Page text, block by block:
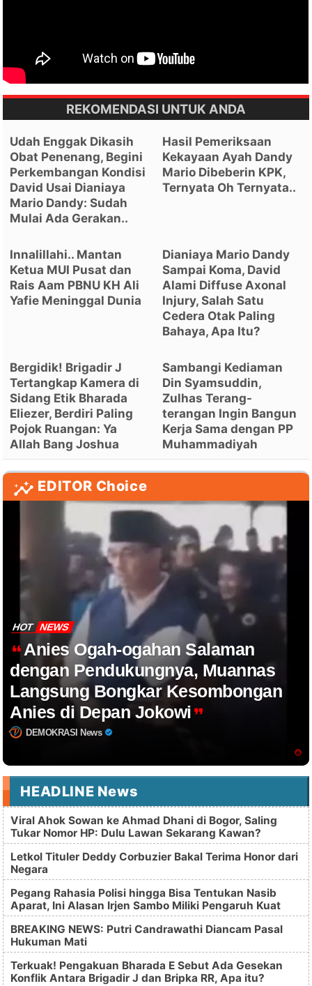
REKOMENDASI UNTUK ANDA
Udah Enggak Dikasih
Obat Penenang, Begini
Perkembangan Kondisi
David Usai Dianiaya
Mario Dandy: Sudah
Mulai Ada Gerakan..
Hasil Pemeriksaan
Kekayaan Ayah Dandy
Mario Dibeberin KPK,
Ternyata Oh Ternyata..
Innalillahi.. Mantan
Ketua MUI Pusat dan
Rais Aam PBNU KH Ali
Yafie Meninggal Dunia
Dianiaya Mario Dandy
Sampai Koma, David
Alami Diffuse Axonal
Injury, Salah Satu
Cedera Otak Paling
Bahaya, Apa Itu?
Bergidik! Brigadir J
Tertangkap Kamera di
Sidang Etik Bharada
Eliezer, Berdiri Paling
Pojok Ruangan: Ya
Allah Bang Joshua
Sambangi Kediaman
Din Syamsuddin,
Zulhas Terang-
terangan Ingin Bangun
Kerja Sama dengan PP
Muhammadiyah
EDITOR Choice
HOT NEWS
Anies Ogah-ogahan Salaman
dengan Pendukungnya, Muannas
Langsung Bongkar Kesombongan
Anies di Depan Jokowi
DEMOKRASI News
HEADLINE News
Viral Ahok Sowan ke Ahmad Dhani di Bogor, Saling
Tukar Nomor HP: Dulu Lawan Sekarang Kawan?
Letkol Tituler Deddy Corbuzier Bakal Terima Honor dari
Negara
Pegang Rahasia Polisi hingga Bisa Tentukan Nasib
Aparat, Ini Alasan Irjen Sambo Miliki Pengaruh Kuat
BREAKING NEWS: Putri Candrawathi Diancam Pasal
Hukuman Mati
Terkuak! Pengakuan Bharada E Sebut Ada Gesekan
Konflik Antara Brigadir J dan Bripka RR, Apa itu?